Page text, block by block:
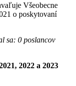
Všeobecne
o poskytovaní
sa: 0 poslancov
2022 a 2023